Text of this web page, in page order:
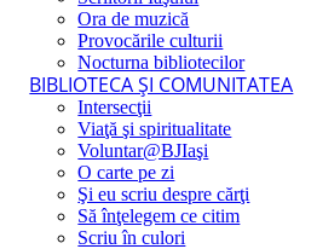
Ora de muzică
Provocările culturii
Nocturna bibliotecilor
BIBLIOTECA ŞI COMUNITATEA
Intersecţii
Viaţă şi spiritualitate
Voluntar@BJIaşi
O carte pe zi
Şi eu scriu despre cărţi
Să înţelegem ce citim
Scriu în culori